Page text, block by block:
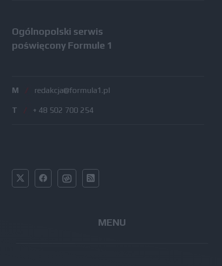
Ogólnopolski serwis
poświęcony Formule 1
M / redakcja@formula1.pl
T / + 48 502 700 254
MENU